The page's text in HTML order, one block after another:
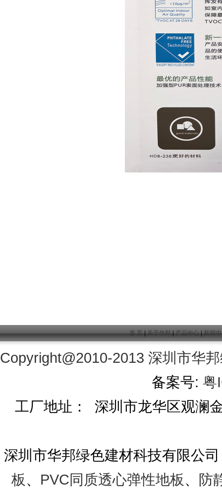
首 页|关于华邦|产品中心|新闻
Copyright@2010-2013 深圳市华
备案号: 粤
工厂地址： 深圳市龙华区观澜
深圳市华邦绿色建材科技有限公
板、 PVC同质透心弹性地板、 防